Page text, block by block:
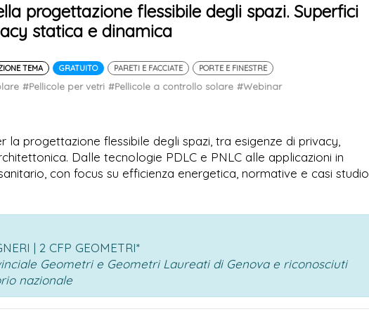
progettazione flessibile degli spazi. Superfici
statica e dinamica
TEMA GRATUITO PARETI E FACCIATE PORTE E FINESTRE
#Pellicole per vetri #Pellicole a controllo solare #Webinar
progettazione flessibile degli spazi, tra esigenze di privacy,
Dalle tecnologie PDLC e PNLC alle applicazioni in
con focus su efficienza energetica, normative e casi studio
| 2 CFP GEOMETRI*
Geometri e Geometri Laureati di Genova e riconosciuti
nazionale